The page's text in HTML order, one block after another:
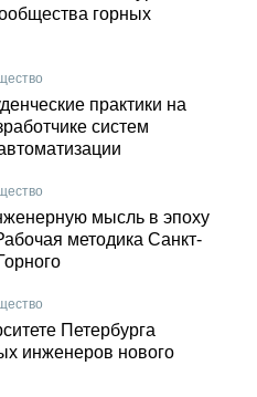
горных
практики на
систем
мысль в эпоху
методика Санкт-
Петербурга
инженеров нового